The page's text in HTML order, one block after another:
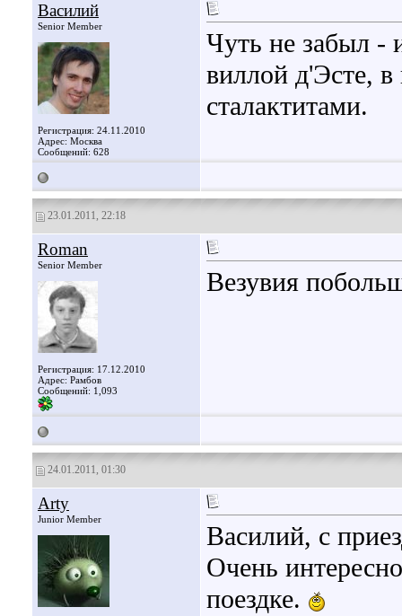
Василий
Senior Member
Регистрация: 24.11.2010
Адрес: Москва
Сообщений: 628
Чуть не забыл -
виллой д'Эсте,
сталактитами.
23.01.2011, 22:18
Roman
Senior Member
Регистрация: 17.12.2010
Адрес: Рамбов
Сообщений: 1,093
Везувия
24.01.2011, 01:30
Arty
Junior Member
Василий, с
Очень
поездке.